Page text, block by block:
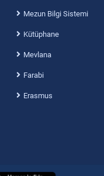
Mezun Bilgi Sistemi
Kütüphane
Mevlana
Farabi
Erasmus